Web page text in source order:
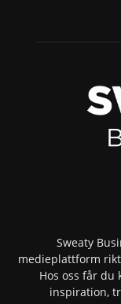
Sweaty
medieplattform
Hos oss får du
inspiration,